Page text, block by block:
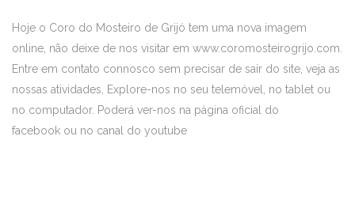
Hoje o Coro do Mosteiro de Grijó tem uma nova imagem
online, não deixe de nos visitar em www.coromosteirogrijo.com.
Entre em contato connosco sem precisar de sair do site, veja as
nossas atividades, Explore-nos no seu telemóvel, no tablet ou
no computador. Poderá ver-nos na página oficial do
facebook ou no canal do youtube